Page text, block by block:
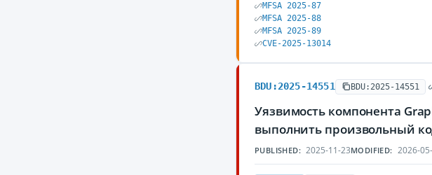
MFSA 2025-87
MFSA 2025-88
MFSA 2025-89
CVE-2025-13014
BDU:2025-14551 BDU:2025-14551
Уязвимость компонента
выполнить произвольный
PUBLISHED: 2025-11-23MODIFIED: 2026-